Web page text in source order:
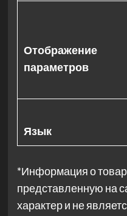
Отображение
параметров
Язык
*Информация о
представленную на
характер и не